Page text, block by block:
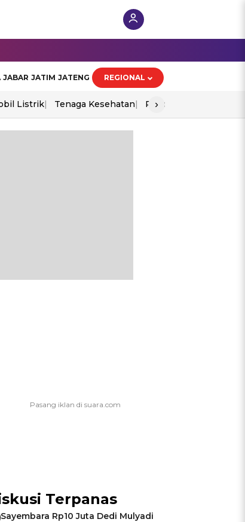
JABAR JATIM JATENG REGIONAL
Listrik Tenaga Kesehatan Piala Aff 2026
›
Terpanas
Sayembara Rp10 Juta Dedi Mulyadi